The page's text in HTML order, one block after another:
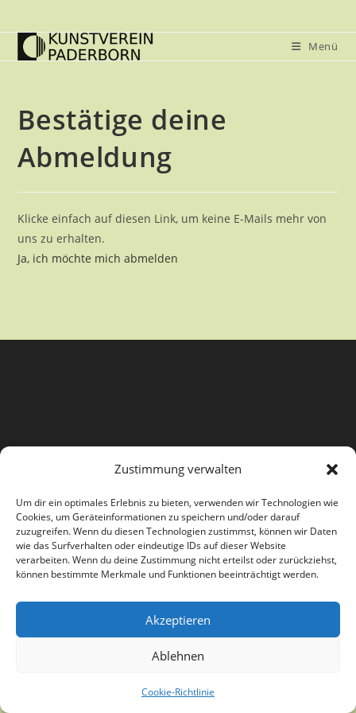
Zustimmung verwalten
Um dir ein optimales Erlebnis zu bieten, verwenden wir Technologien wie
Cookies, um Geräteinformationen zu speichern und/oder darauf
zuzugreifen. Wenn du diesen Technologien zustimmst, können wir Daten
wie das Surfverhalten oder eindeutige IDs auf dieser Website
verarbeiten. Wenn du deine Zustimmung nicht erteilst oder zurückziehst,
können bestimmte Merkmale und Funktionen beeinträchtigt werden.
Akzeptieren
Ablehnen
Cookie-Richtlinie
Inhalt
springen
Menü
Bestätige deine
Abmeldung
Klicke einfach auf diesen Link, um keine E-Mails mehr von
uns zu erhalten.
Ja, ich möchte mich abmelden
Copyright Kunstverein Paderborn e.V. - Theme by OceanWP